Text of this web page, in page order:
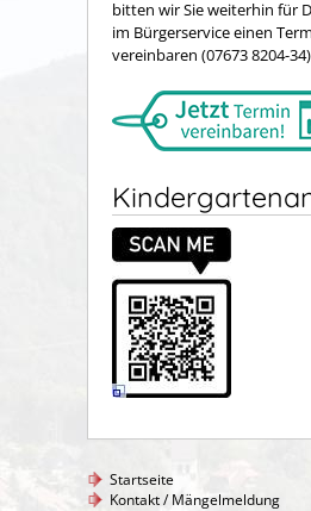
bitten wir Sie weiterhin für
im Bürgerservice einen
vereinbaren (07673 8204-
Startseite
Kontakt / Mängelmeldung